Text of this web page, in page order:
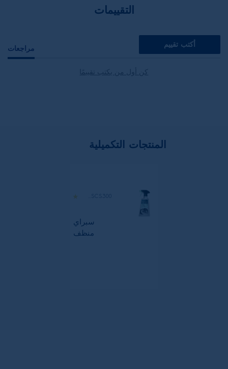
التقييمات
مراجعات أكتب تقييم
كن أول من يكتب تقييمًا
المنتجات التكميلية
سبراي
منظف